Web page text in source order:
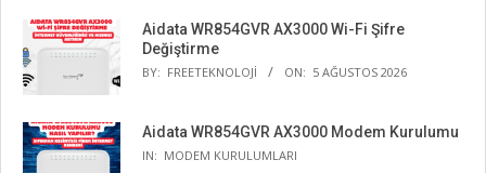
Aidata WR854GVR AX3000 Wi-Fi Şifre
Değiştirme
BY: FREETEKNOLOJI ON: 5 AĞUSTOS 2026
Aidata WR854GVR AX3000 Modem Kurulumu
IN: MODEM KURULUMLARI